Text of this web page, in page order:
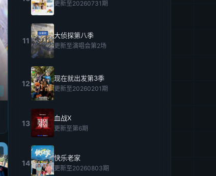
更新至20260731期
11
大侦探第八季
更新至演唱会第2场
12
现在就出发第3季
更新至20260201期
13
血战X
更新至第6期
14
快乐老家
更新至20260803期